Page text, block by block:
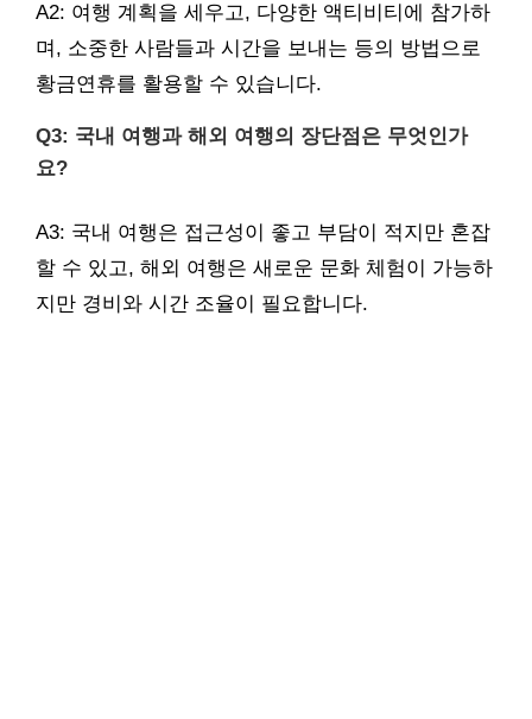
A2: 여행 계획을 세우고, 다양한 액티비티에 참가하
며, 소중한 사람들과 시간을 보내는 등의 방법으로
황금연휴를 활용할 수 있습니다.
Q3: 국내 여행과 해외 여행의 장단점은 무엇인가
요?
A3: 국내 여행은 접근성이 좋고 부담이 적지만 혼잡
할 수 있고, 해외 여행은 새로운 문화 체험이 가능하
지만 경비와 시간 조율이 필요합니다.